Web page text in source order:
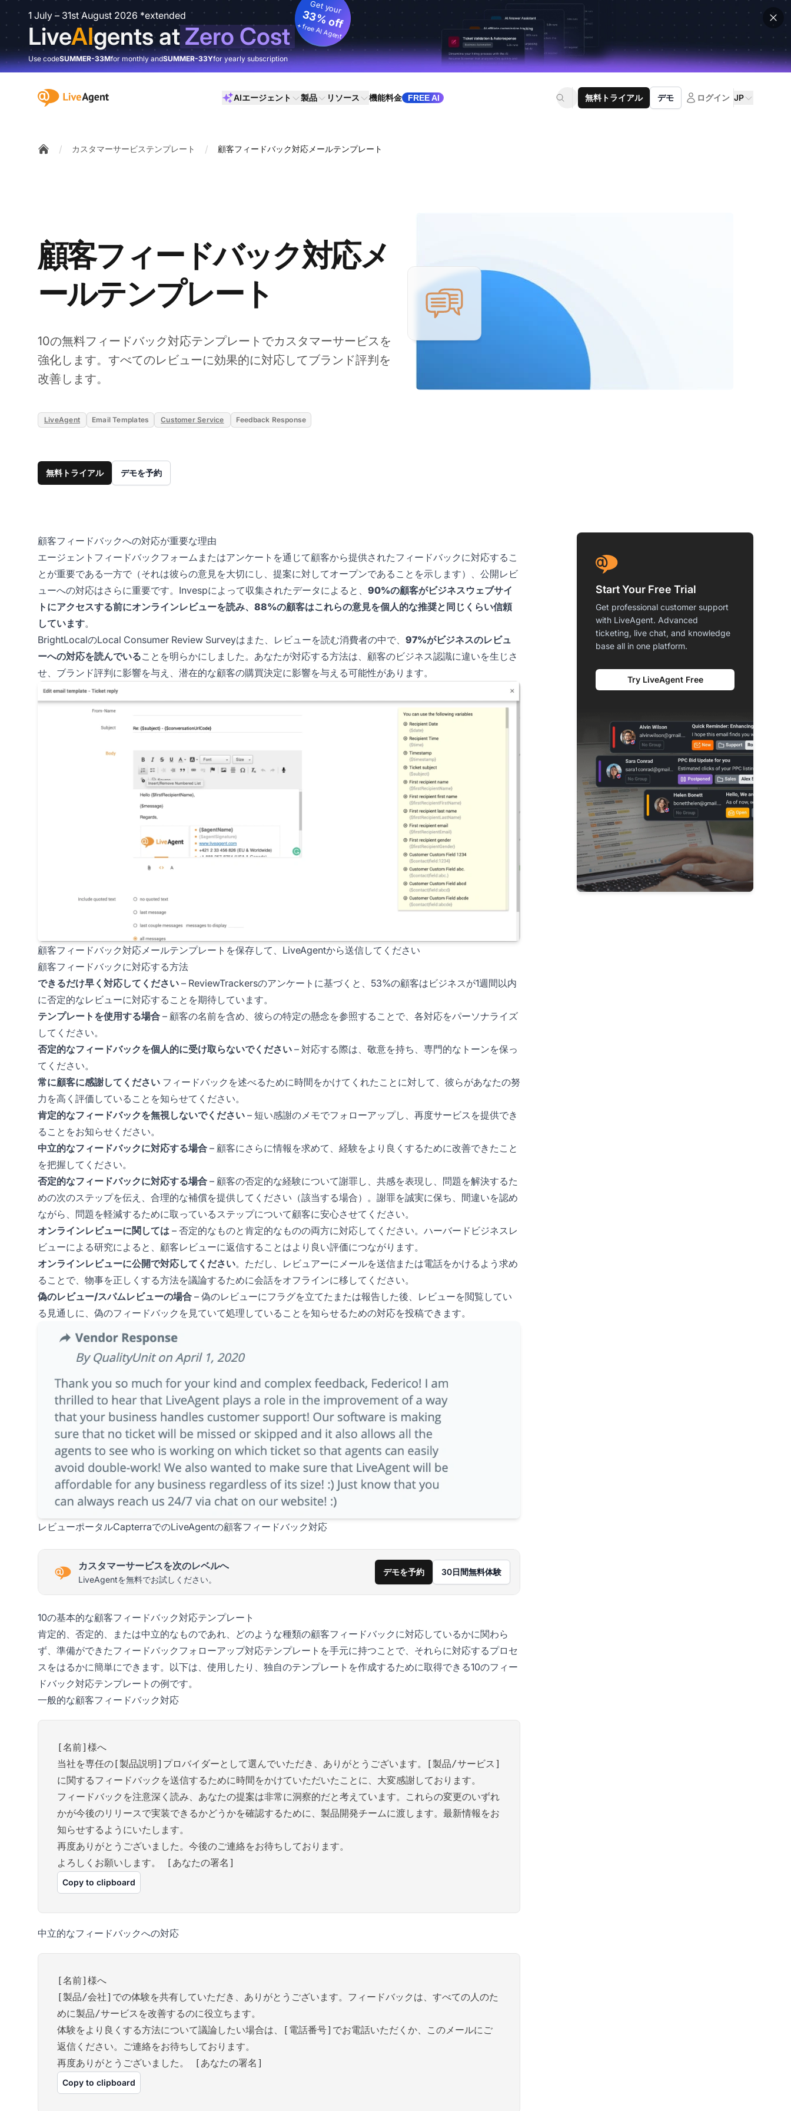
1 July – 31st August 2026 *extended
LiveAIgents atZero Cost
Get your
33% off
+ free AI Agent
Use codeSUMMER-33Mfor monthly andSUMMER-33Yfor yearly subscription
:site.title AIエージェント 製品 リソース 機能料金 FREE AI 無料トライアル デモ ログイン JP
/ カスタマーサービステンプレート / 顧客フィードバック対応メールテンプレート
顧客フィードバック対応メ
ールテンプレート
10の無料フィードバック対応テンプレートでカスタマーサービスを
強化します。すべてのレビューに効果的に対応してブランド評判を
改善します。
LiveAgent Email Templates Customer Service Feedback Response
無料トライアル デモを予約
顧客フィードバックへの対応が重要な理由
エージェントフィードバックフォームまたはアンケートを通じて顧客から提供されたフィードバックに対応するこ
とが重要である一方で（それは彼らの意見を大切にし、提案に対してオープンであることを示します）、公開レビ
ューへの対応はさらに重要です。Invespによって収集されたデータによると、 90%の顧客がビジネスウェブサイ
トにアクセスする前にオンラインレビューを読み、88%の顧客はこれらの意見を個人的な推奨と同じくらい信頼
しています。
BrightLocalのLocal Consumer Review Surveyはまた、レビューを読む消費者の中で、 97%がビジネスのレビュ
ーへの対応を読んでいることを明らかにしました。あなたが対応する方法は、顧客のビジネス認識に違いを生じさ
せ、ブランド評判に影響を与え、潜在的な顧客の購買決定に影響を与える可能性があります。
顧客フィードバック対応メールテンプレートを保存して、LiveAgentから送信してください
顧客フィードバックに対応する方法
できるだけ早く対応してください – ReviewTrackersのアンケートに基づくと、53%の顧客はビジネスが1週間以内
に否定的なレビューに対応することを期待しています。
テンプレートを使用する場合 – 顧客の名前を含め、彼らの特定の懸念を参照することで、各対応をパーソナライズ
してください。
否定的なフィードバックを個人的に受け取らないでください – 対応する際は、敬意を持ち、専門的なトーンを保っ
てください。
常に顧客に感謝してください フィードバックを述べるために時間をかけてくれたことに対して、彼らがあなたの努
力を高く評価していることを知らせてください。
肯定的なフィードバックを無視しないでください – 短い感謝のメモでフォローアップし、再度サービスを提供でき
ることをお知らせください。
中立的なフィードバックに対応する場合 – 顧客にさらに情報を求めて、経験をより良くするために改善できたこと
を把握してください。
否定的なフィードバックに対応する場合 – 顧客の否定的な経験について謝罪し、共感を表現し、問題を解決するた
めの次のステップを伝え、合理的な補償を提供してください（該当する場合）。謝罪を誠実に保ち、間違いを認め
ながら、問題を軽減するために取っているステップについて顧客に安心させてください。
オンラインレビューに関しては – 否定的なものと肯定的なものの両方に対応してください。ハーバードビジネスレ
ビューによる研究によると、顧客レビューに返信することはより良い評価につながります。
オンラインレビューに公開で対応してください。ただし、レビュアーにメールを送信または電話をかけるよう求め
ることで、物事を正しくする方法を議論するために会話をオフラインに移してください。
偽のレビュー/スパムレビューの場合 – 偽のレビューにフラグを立てたまたは報告した後、レビューを閲覧してい
る見通しに、偽のフィードバックを見ていて処理していることを知らせるための対応を投稿できます。
レビューポータルCapterraでのLiveAgentの顧客フィードバック対応
カスタマーサービスを次のレベルへ
LiveAgentを無料でお試しください。
デモを予約 30日間無料体験
10の基本的な顧客フィードバック対応テンプレート
肯定的、否定的、または中立的なものであれ、どのような種類の顧客フィードバックに対応しているかに関わら
ず、準備ができたフィードバックフォローアップ対応テンプレートを手元に持つことで、それらに対応するプロセ
スをはるかに簡単にできます。以下は、使用したり、独自のテンプレートを作成するために取得できる10のフィー
ドバック対応テンプレートの例です。
一般的な顧客フィードバック対応
[名前]様へ
当社を専任の[製品説明]プロバイダーとして選んでいただき、ありがとうございます。[製品/サービス]
に関するフィードバックを送信するために時間をかけていただいたことに、大変感謝しております。
フィードバックを注意深く読み、あなたの提案は非常に洞察的だと考えています。これらの変更のいずれ
かが今後のリリースで実装できるかどうかを確認するために、製品開発チームに渡します。最新情報をお
知らせするようにいたします。
再度ありがとうございました。今後のご連絡をお待ちしております。
よろしくお願いします。 [あなたの署名]
Copy to clipboard
中立的なフィードバックへの対応
[名前]様へ
[製品/会社]での体験を共有していただき、ありがとうございます。フィードバックは、すべての人のた
めに製品/サービスを改善するのに役立ちます。
体験をより良くする方法について議論したい場合は、[電話番号]でお電話いただくか、このメールにご
返信ください。ご連絡をお待ちしております。
再度ありがとうございました。 [あなたの署名]
Copy to clipboard
Start Your Free Trial
Get professional customer support
with LiveAgent. Advanced
ticketing, live chat, and knowledge
base all in one platform.
Try LiveAgent Free